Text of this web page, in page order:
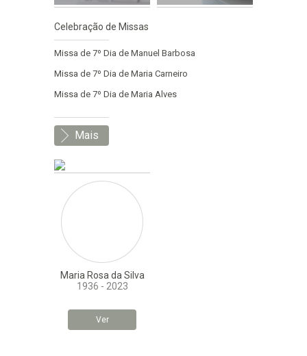
Celebração de Missas
Missa de 7º Dia de Manuel Barbosa
Missa de 7º Dia de Maria Carneiro
Missa de 7º Dia de Maria Alves
Mais
Maria Rosa da Silva
1936 - 2023
Ver